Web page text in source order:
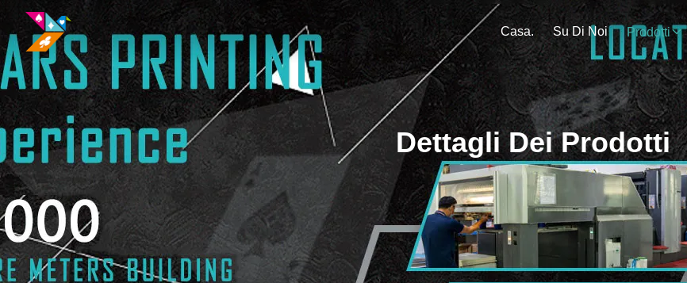
Casa. Su Di Noi Prodotti
Dettagli Dei Prodotti